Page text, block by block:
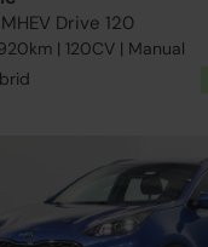
Drive 120
| 120CV | Manual